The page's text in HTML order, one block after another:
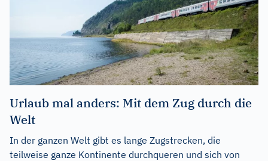
Urlaub mal anders: Mit dem Zug durch die
Welt
In der ganzen Welt gibt es lange Zugstrecken, die
teilweise ganze Kontinente durchqueren und sich von